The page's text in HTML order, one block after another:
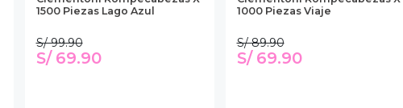
1500 Piezas Lago Azul
S/ 99.90
S/ 69.90
1000 Piezas Viaje
S/ 89.90
S/ 69.90